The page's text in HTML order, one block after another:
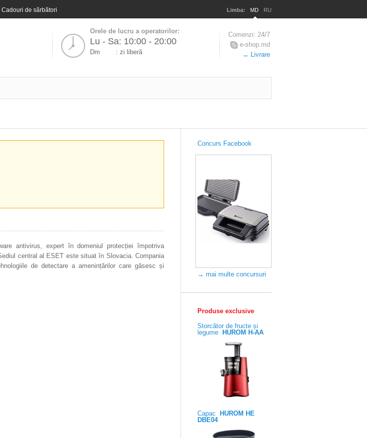
Cadouri de sărbători Limba: MD RU
Orele de lucru a operatorilor:
Lu - Sa: 10:00 - 20:00
Dm : zi liberă
Comenzi: 24/7
e-shop.md
→ Livrare
antivirus, expert în domeniul protecției împotriva
central al ESET este situat în Slovacia. Compania
de detectare a amenințărilor care găsesc și
Concurs Facebook
→ mai multe concursuri
Produse exclusive
Storcător de fructe și
legume
HUROM H-AA
Capac
HUROM HE
DBE04